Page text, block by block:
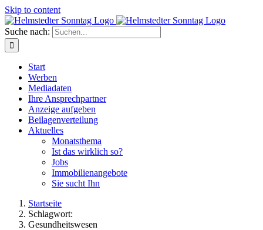
Skip to content
Suche nach:
Start
Werben
Mediadaten
Ihre Ansprechpartner
Anzeige aufgeben
Beilagenverteilung
Aktuelles
Monatsthema
Ist das wirklich so?
Jobs
Immobilienangebote
Sie sucht Ihn
Startseite
Schlagwort:
Gesundheitswesen